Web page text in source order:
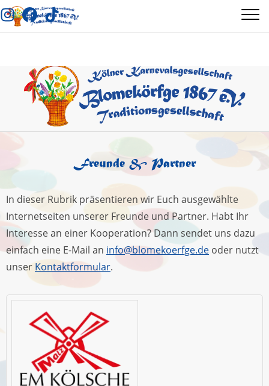
Freunde & Partner
In dieser Rubrik präsentieren wir Euch ausgewählte
Internetseiten unserer Freunde und Partner. Habt Ihr
Interesse an einer Kooperation? Dann sendet uns dazu
einfach eine E-Mail an info@blomekoerfge.de oder nutzt
unserKontaktformular.